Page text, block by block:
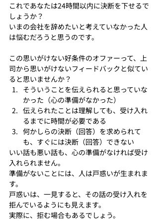
これであなたは24時間以内に決断を下せるで
しょうか？
いまの会社を辞めたいと考えていなかった人
は悩むだろうと思うのです。
この思いがけない好条件のオファーって、上
司から思いがけないフィードバックと似てい
ると思いませんか？
そういうことを伝えられると思っていな
かった（心の準備がなかった）
伝えられたことは理解しても、受け入れ
るまでに時間が必要である
何かしらの決断（回答）を求められて
も、すぐには決断（回答）できない
いい話も悪い話も、心の準備がなければ受け
入れられません。
準備がないことには、人は戸惑いが生まれま
す。
戸惑いは、一見すると、その話の受け入れを
拒んでいるようにも見えます。
実際に、拒む場合もあるでしょう。